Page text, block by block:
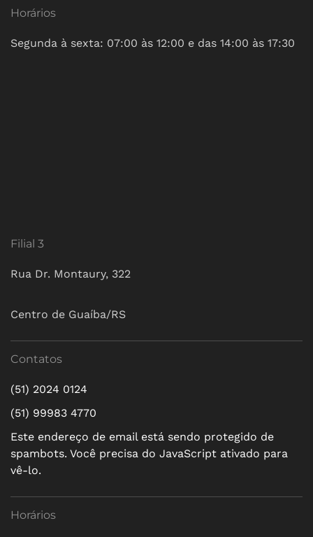
Horários
Segunda à sexta: 07:00 às 12:00 e das 14:00 às 17:30
Filial 3
Rua Dr. Montaury, 322
Centro de Guaíba/RS
Contatos
(51) 2024 0124
(51) 99983 4770
Este endereço de email está sendo protegido de
spambots. Você precisa do JavaScript ativado para
vê-lo.
Horários